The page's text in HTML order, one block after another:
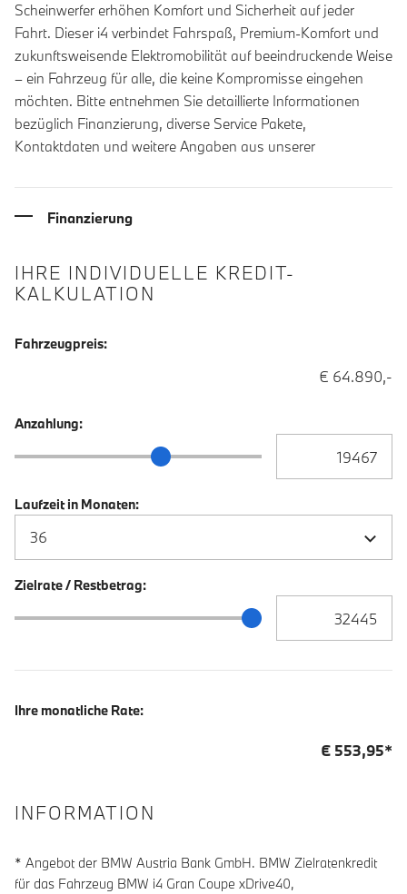
Scheinwerfer erhöhen Komfort und Sicherheit auf jeder
Fahrt. Dieser i4 verbindet Fahrspaß, Premium-Komfort und
zukunftsweisende Elektromobilität auf beeindruckende Weise
– ein Fahrzeug für alle, die keine Kompromisse eingehen
möchten. Bitte entnehmen Sie detaillierte Informationen
bezüglich Finanzierung, diverse Service Pakete,
Kontaktdaten und weitere Angaben aus unserer
Finanzierung
IHRE INDIVIDUELLE KREDIT-
KALKULATION
Fahrzeugpreis:
€ 64.890,-
Anzahlung:
Anzahlung Schieberegler
Laufzeit in Monaten:
Zielrate / Restbetrag:
Zielrate / Restbetrag Schieberegler
Ihre monatliche Rate:
€ 553,95*
INFORMATION
* Angebot der BMW Austria Bank GmbH. BMW Zielratenkredit
für das Fahrzeug BMW i4 Gran Coupe xDrive40,